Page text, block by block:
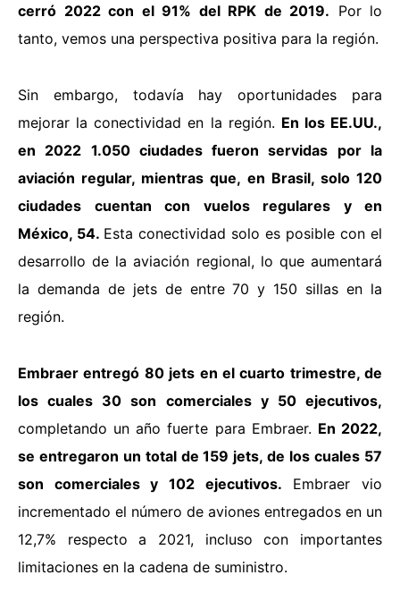
cerró 2022 con el 91% del RPK de 2019. Por lo
tanto, vemos una perspectiva positiva para la región.
Sin embargo, todavía hay oportunidades para
mejorar la conectividad en la región. En los EE.UU.,
en 2022 1.050 ciudades fueron servidas por la
aviación regular, mientras que, en Brasil, solo 120
ciudades cuentan con vuelos regulares y en
México, 54. Esta conectividad solo es posible con el
desarrollo de la aviación regional, lo que aumentará
la demanda de jets de entre 70 y 150 sillas en la
región.
Embraer entregó 80 jets en el cuarto trimestre, de
los cuales 30 son comerciales y 50 ejecutivos,
completando un año fuerte para Embraer. En 2022,
se entregaron un total de 159 jets, de los cuales 57
son comerciales y 102 ejecutivos. Embraer vio
incrementado el número de aviones entregados en un
12,7% respecto a 2021, incluso con importantes
limitaciones en la cadena de suministro.